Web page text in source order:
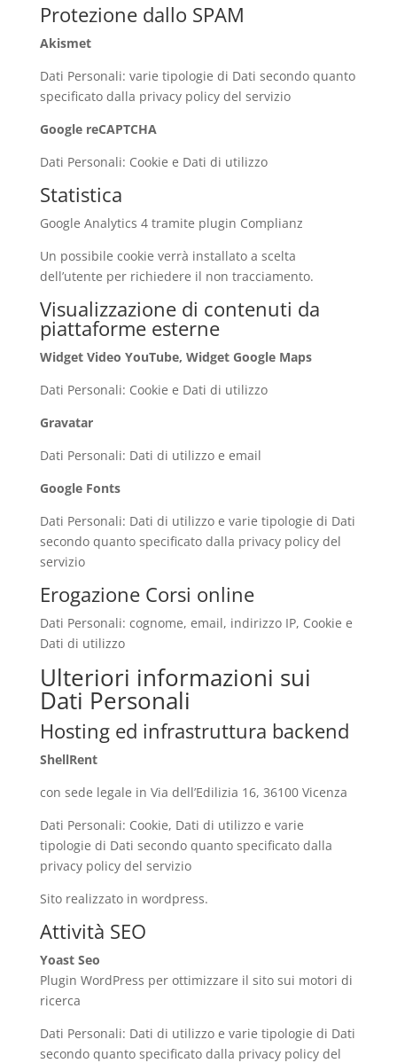
Protezione dallo SPAM
Akismet
Dati Personali: varie tipologie di Dati secondo quanto
specificato dalla privacy policy del servizio
Google reCAPTCHA
Dati Personali: Cookie e Dati di utilizzo
Statistica
Google Analytics 4 tramite plugin Complianz
Un possibile cookie verrà installato a scelta
dell’utente per richiedere il non tracciamento.
Visualizzazione di contenuti da
piattaforme esterne
Widget Video YouTube, Widget Google Maps
Dati Personali: Cookie e Dati di utilizzo
Gravatar
Dati Personali: Dati di utilizzo e email
Google Fonts
Dati Personali: Dati di utilizzo e varie tipologie di Dati
secondo quanto specificato dalla privacy policy del
servizio
Erogazione Corsi online
Dati Personali: cognome, email, indirizzo IP, Cookie e
Dati di utilizzo
Ulteriori informazioni sui
Dati Personali
Hosting ed infrastruttura backend
ShellRent
con sede legale in Via dell’Edilizia 16, 36100 Vicenza
Dati Personali: Cookie, Dati di utilizzo e varie
tipologie di Dati secondo quanto specificato dalla
privacy policy del servizio
Sito realizzato in wordpress.
Attività SEO
Yoast Seo
Plugin WordPress per ottimizzare il sito sui motori di
ricerca
Dati Personali: Dati di utilizzo e varie tipologie di Dati
secondo quanto specificato dalla privacy policy del